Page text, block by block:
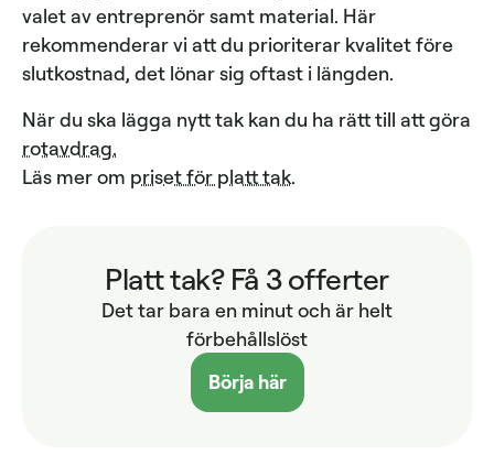
valet av entreprenör samt material. Här
rekommenderar vi att du prioriterar kvalitet före
slutkostnad, det lönar sig oftast i längden.
När du ska lägga nytt tak kan du ha rätt till att göra
rotavdrag.
Läs mer om priset för platt tak.
Platt tak? Få 3 offerter
Det tar bara en minut och är helt
förbehållslöst
Börja här